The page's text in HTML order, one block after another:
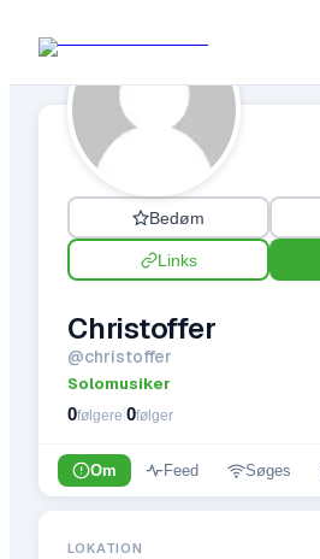
Bedøm
Links
Christoffer
@christoffer
Solomusiker
0følgere 0følger
Om Feed Søges
LOKATION